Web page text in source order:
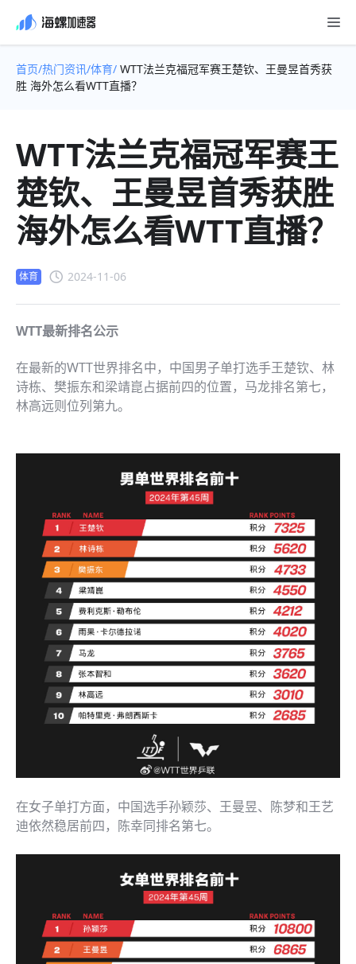
首页/热门资讯/体育/ WTT法兰克福冠军赛王楚钦、王曼昱首秀获
胜 海外怎么看WTT直播？
WTT法兰克福冠军赛王
楚钦、王曼昱首秀获胜
海外怎么看WTT直播？
体育 2024-11-06
WTT最新排名公示
在最新的WTT世界排名中，中国男子单打选手王楚钦、林
诗栋、樊振东和梁靖崑占据前四的位置，马龙排名第七，
林高远则位列第九。
在女子单打方面，中国选手孙颖莎、王曼昱、陈梦和王艺
迪依然稳居前四，陈幸同排名第七。